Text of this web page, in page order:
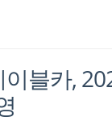
블카,